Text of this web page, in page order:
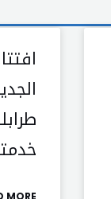
MORE »